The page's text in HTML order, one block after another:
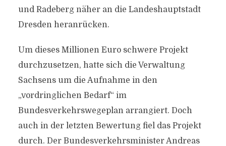
und Radeberg näher an die Landeshauptstadt
Dresden heranrücken.
Um dieses Millionen Euro schwere Projekt
durchzusetzen, hatte sich die Verwaltung
Sachsens um die Aufnahme in den
„vordringlichen Bedarf“ im
Bundesverkehrswegeplan arrangiert. Doch
auch in der letzten Bewertung fiel das Projekt
durch. Der Bundesverkehrsminister Andreas